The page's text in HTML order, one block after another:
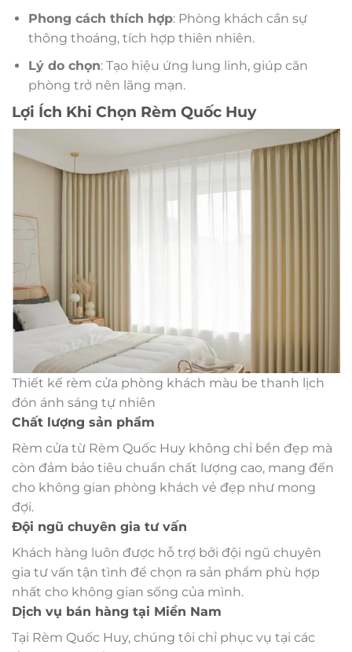
Phong cách thích hợp: Phòng khách cần sự
thông thoáng, tích hợp thiên nhiên.
Lý do chọn: Tạo hiệu ứng lung linh, giúp căn
phòng trở nên lãng mạn.
Lợi Ích Khi Chọn Rèm Quốc Huy
Thiết kế rèm cửa phòng khách màu be thanh lịch
đón ánh sáng tự nhiên
Chất lượng sản phẩm
Rèm cửa từ Rèm Quốc Huy không chỉ bền đẹp mà
còn đảm bảo tiêu chuẩn chất lượng cao, mang đến
cho không gian phòng khách vẻ đẹp như mong
đợi.
Đội ngũ chuyên gia tư vấn
Khách hàng luôn được hỗ trợ bởi đội ngũ chuyên
gia tư vấn tận tình để chọn ra sản phẩm phù hợp
nhất cho không gian sống của mình.
Dịch vụ bán hàng tại Miền Nam
Tại Rèm Quốc Huy, chúng tôi chỉ phục vụ tại các